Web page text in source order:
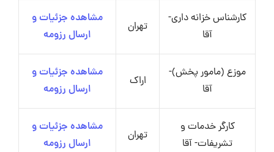
کارشناس خزانه داری-
آقا
تهران
مشاهده جزئیات و
ارسال رزومه
موزع (مامور پخش)-
آقا
اراک
مشاهده جزئیات و
ارسال رزومه
کارگر خدمات و
تشریفات- آقا
تهران
مشاهده جزئیات و
ارسال رزومه